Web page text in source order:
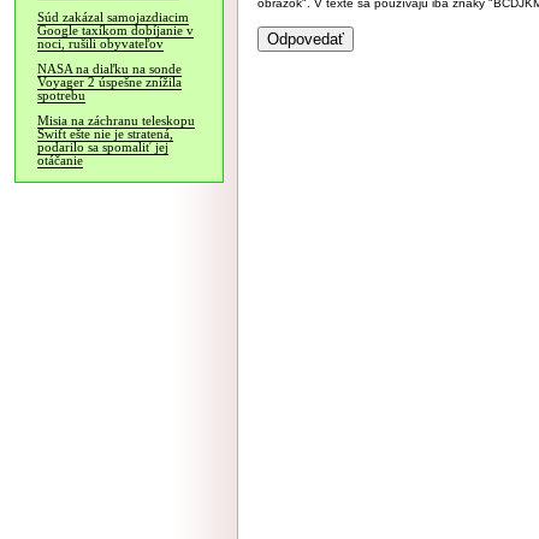
Súd zakázal samojazdiacim
Google taxíkom dobíjanie v
noci, rušili obyvateľov
NASA na diaľku na sonde
Voyager 2 úspešne znížila
spotrebu
Misia na záchranu teleskopu
Swift ešte nie je stratená,
podarilo sa spomaliť jej
otáčanie
obrázok". V texte sa používajú iba znaky